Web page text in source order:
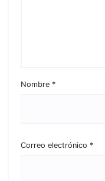
Nombre *
Correo electrónico *